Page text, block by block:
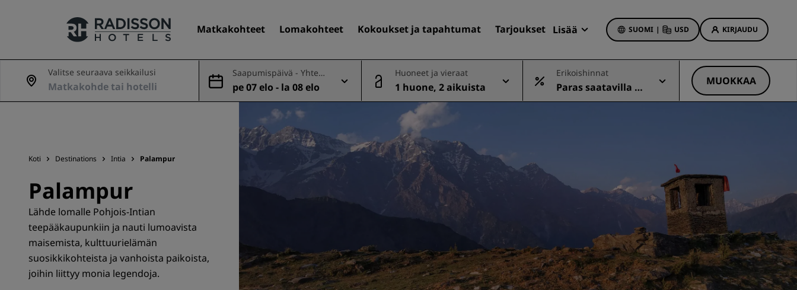
Matkakohteet Lomakohteet Kokoukset ja tapahtumat Tarjoukset Lisää
Radisson Rewards
Varaukseni
SUOMI | USD KIRJAUDU
Hotelliketjumme
Löydä itsellesi hotelli
Matkakohteet
Lomakohteet
Täyden palvelun huoneistot
Lentokenttähotellit
Uudet ja tulevat hotellit
Tutustu Radisson Meetingsiin
Varaa kokoustila
Pyydä tarjous
Hotellitarjoukset
Varaa etukäteen
Katso pakettimme
Matkaideoita
Perheystävälliset hotellit
Rad Pets
Hääjuhlapaikat
Valitse seuraava seikkailusi
Saapumispäivä - Yhtee
nveto
pe 07 elo - la 08 elo
Huoneet ja vieraat
1 huone, 2 aikuista
Erikoishinnat
Paras saatavilla ol
eva hinta
MUOKKAA
Koti Destinations Intia Palampur
Palampur
Lähde lomalle Pohjois-Intian
teepääkaupunkiin ja nauti lumoavista
maisemista, kulttuurielämän
suosikkikohteista ja vanhoista paikoista,
joihin liittyy monia legendoja.